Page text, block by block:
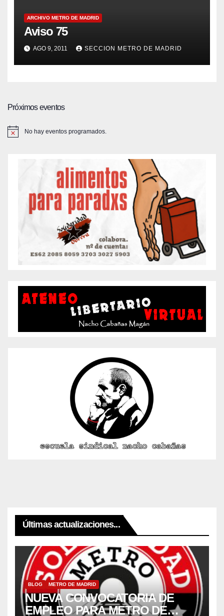
ARCHIVO METRO DE MADRID
Aviso 75
AGO 9, 2011 SECCION METRO DE MADRID
Próximos eventos
No hay eventos programados.
Últimas actualizaciones...
BLOG METRO DE MADRID
NUEVA CONVOCATORIA DE
EMPLEO PARA METRO DE